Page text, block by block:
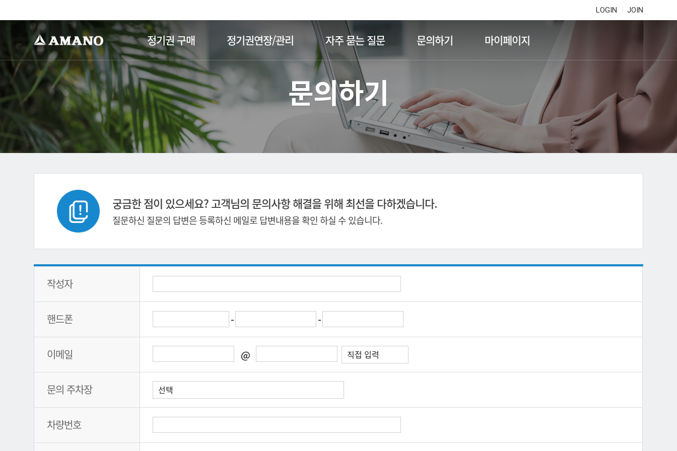
LOGIN JOIN
정기권 구매 정기권연장/관리 자주 묻는 질문 문의하기 마이페이지
문의하기
궁금한 점이 있으세요? 고객님의 문의사항 해결을 위해 최선을 다하겠습니다.
질문하신 질문의 답변은 등록하신 메일로 답변내용을 확인 하실 수 있습니다.
작성자
핸드폰 - -
이메일 @
문의 주차장
차량번호